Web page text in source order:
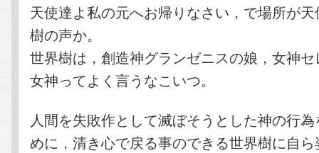
天使達よ私の元へお帰りなさい，で場所が
樹の声か。
世界樹は，創造神グランゼニスの娘，女神
女神ってよく言うなこいつ。
人間を失敗作として滅ぼそうとした神の行
めに，清き心で戻る事のできる世界樹に自